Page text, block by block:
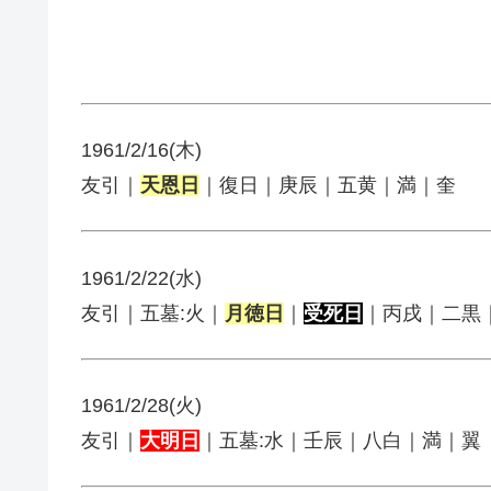
1961/2/16(木)
友引｜ 天恩日 ｜復日｜庚辰｜五黄｜満｜奎
1961/2/22(水)
友引｜五墓:火｜ 月徳日 ｜ 受死日 ｜丙戌｜二黒
1961/2/28(火)
友引｜ 大明日 ｜五墓:水｜壬辰｜八白｜満｜翼